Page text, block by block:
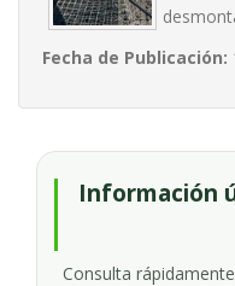
Fecha de Publicación:
Información
Consulta